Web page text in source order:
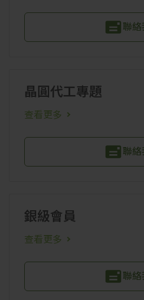
聯絡
晶圓代工專題
查看更多
聯絡
銀級會員
查看更多
聯絡